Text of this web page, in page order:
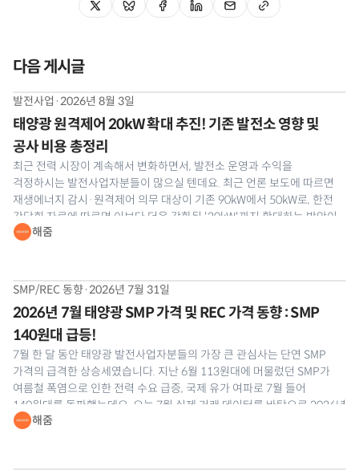
다음 게시글
발전사업 ·2026년 8월 3일
태양광 원격제어 20kW 확대 추진! 기존 발전소 영향 및
공사 비용 총정리
최근 전력 시장이 계속해서 변화하면서, 발전소 운영과 수익을
걱정하시는 발전사업자분들이 많으실 텐데요. 최근 언론 보도에 따르면
재생에너지 감시·원격제어 의무 대상이 기존 90kW에서 50kW로, 한전
간담회 자료에 따르면 이보다 더욱 강화된 '20kW'까지 확대하는 방안이
나와 발전사업자분들의 이목이 집중되고 있습니다. 공식 개정안은 최종
해줌
SMP/REC 동향·2026년 7월 31일
2026년 7월 태양광 SMP 가격 및 REC 가격 동향 : SMP
140원대 급등!
7월 한 달 동안 태양광 발전사업자분들의 가장 큰 관심사는 단연 SMP
가격의 급격한 상승세였습니다. 지난 6월 113원대에 머물렀던 SMP가
여름철 폭염으로 인한 전력 수요 급증, 국제 유가 여파로 7월 들어
140원대를 돌파했는데요. 오늘 7월 실제 거래 데이터를 바탕으로 2026년
7월 태양광 SMP 및 REC 현물시장 동향을 해줌이 정밀 분석해
해줌